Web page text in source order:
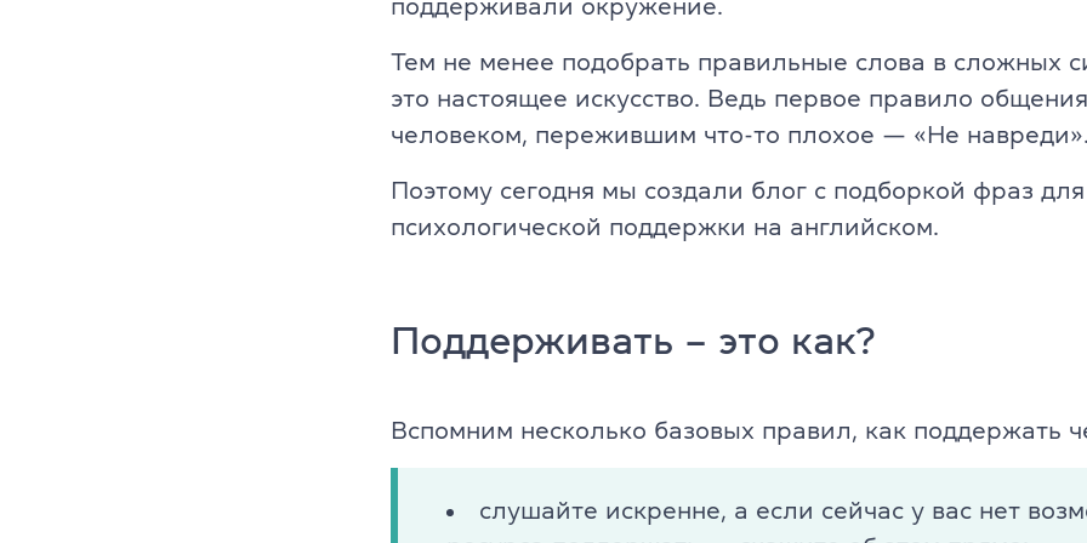
IELTS
НМТ
KET, PET, FCE (для подростков)
DELTA (для преподавателей)
Летний экспресс-курс для
Летний экспресс-курс для
Все модули DELTA
Подготовка к TKT
поддерживали окружение.
Тем не менее подобрать правильные слова в сложных
это настоящее искусство. Ведь первое правило
человеком, пережившим что-то плохое — «Не навреди».
Поэтому сегодня мы создали блог с подборкой фраз для
психологической поддержки на английском.
Поддерживать – это как?
Вспомним несколько базовых правил, как поддержать
слушайте искренне, а если сейчас у вас нет